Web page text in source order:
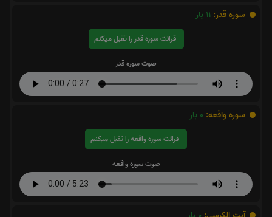
سوره قدر: 11 بار
قرائت سوره قدر را تقبل میکنم
صوت سوره قدر
سوره واقعه: 0 بار
قرائت سوره واقعه را تقبل میکنم
صوت سوره واقعه